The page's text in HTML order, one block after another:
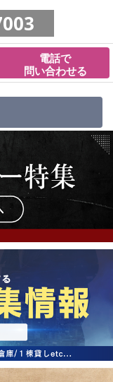
電話で
問い合わせる